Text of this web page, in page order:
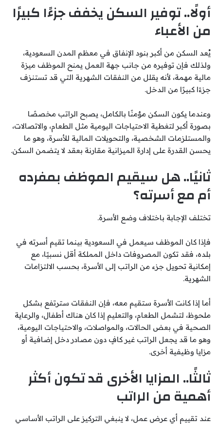
أولًا.. توفير السكن يخفف جزءًا كبيرًا
من الأعباء
يُعد السكن من أكبر بنود الإنفاق في معظم المدن السعودية،
ولذلك فإن توفيره من جانب جهة العمل يمنح الموظف ميزة
مالية مهمة، لأنه يقلل من النفقات الشهرية التي قد تستنزف
جزءًا كبيرًا من الدخل.
وعندما يكون السكن مؤمنًا بالكامل، يصبح الراتب مخصصًا
بصورة أكبر لتغطية الاحتياجات اليومية مثل الطعام، والاتصالات،
والمستلزمات الشخصية، والتحويلات المالية للأسرة، وهو ما
يحسن القدرة على إدارة الميزانية مقارنة بعقد لا يتضمن السكن.
ثانيًا.. هل سيقيم الموظف بمفرده
أم مع أسرته؟
تختلف الإجابة باختلاف وضع الأسرة.
فإذا كان الموظف سيعمل في السعودية بينما تقيم أسرته في
بلده، فقد تكون المصروفات داخل المملكة أقل نسبيًا، مع
إمكانية تحويل جزء من الراتب إلى الأسرة، بحسب الالتزامات
الشهرية.
أما إذا كانت الأسرة ستقيم معه، فإن النفقات سترتفع بشكل
ملحوظ، لتشمل الطعام، والتعليم إذا كان هناك أطفال، والرعاية
الصحية في بعض الحالات، والمواصلات، والاحتياجات اليومية،
وهو ما قد يجعل الراتب غير كافٍ دون مصادر دخل إضافية أو
مزايا وظيفية أخرى.
ثالثًا.. المزايا الأخرى قد تكون أكثر
أهمية من الراتب
عند تقييم أي عرض عمل، لا ينبغي التركيز على الراتب الأساسي